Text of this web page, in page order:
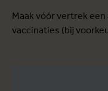
Maak vóór vertrek
vaccinaties (bij